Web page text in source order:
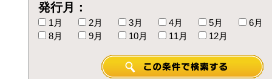
発行月：
1月 2月 3月 4月 5月
6月
8月
9月 10月 11月 12月